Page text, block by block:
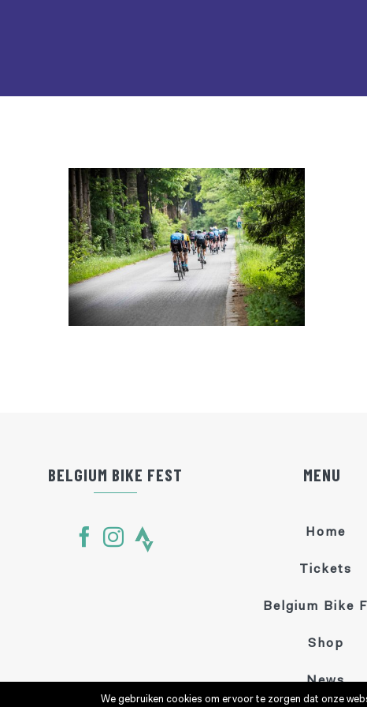
BELGIUM BIKE FEST MENU
Home
Tickets
Belgium Bike
Shop
News
We gebruiken cookies om ervoor te zorgen dat onze